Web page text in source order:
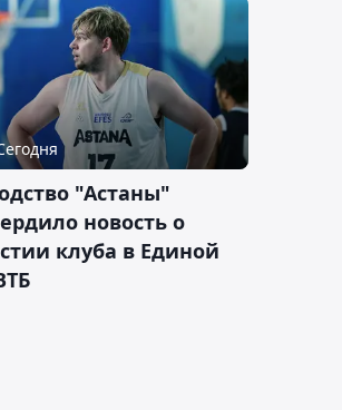
"Астаны"
новость о
клуба в Единой